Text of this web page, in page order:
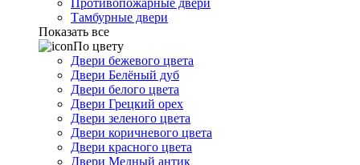
Противопожарные двери
Тамбурные двери
Показать все
По цвету
Двери бежевого цвета
Двери Белёный дуб
Двери белого цвета
Двери Грецкий орех
Двери зеленого цвета
Двери коричневого цвета
Двери красного цвета
Двери Медный антик